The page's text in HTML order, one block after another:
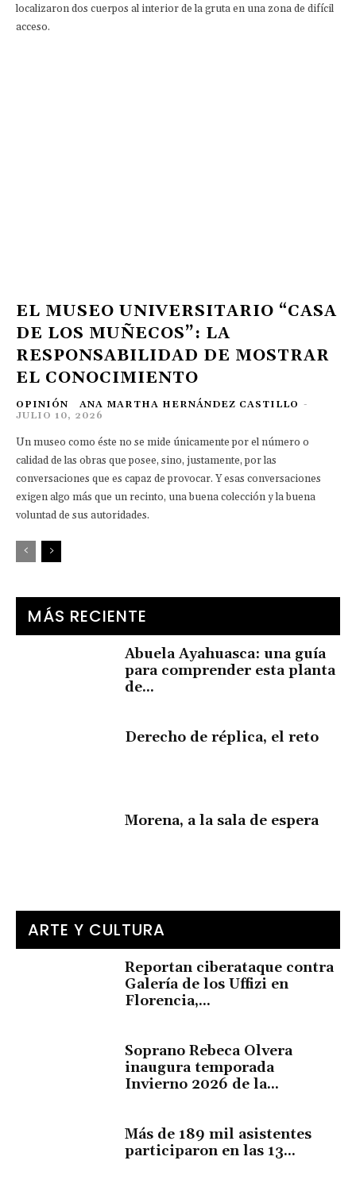
localizaron dos cuerpos al interior de la gruta en una zona de difícil
acceso.
EL MUSEO UNIVERSITARIO “CASA
DE LOS MUÑECOS”: LA
RESPONSABILIDAD DE MOSTRAR
EL CONOCIMIENTO
OPINIÓN ANA MARTHA HERNÁNDEZ CASTILLO -
JULIO 10, 2026
Un museo como éste no se mide únicamente por el número o
calidad de las obras que posee, sino, justamente, por las
conversaciones que es capaz de provocar. Y esas conversaciones
exigen algo más que un recinto, una buena colección y la buena
voluntad de sus autoridades.
MÁS RECIENTE
Abuela Ayahuasca: una guía
para comprender esta planta
de...
Derecho de réplica, el reto
Morena, a la sala de espera
ARTE Y CULTURA
Reportan ciberataque contra
Galería de los Uffizi en
Florencia,...
Soprano Rebeca Olvera
inaugura temporada
Invierno 2026 de la...
Más de 189 mil asistentes
participaron en las 13...